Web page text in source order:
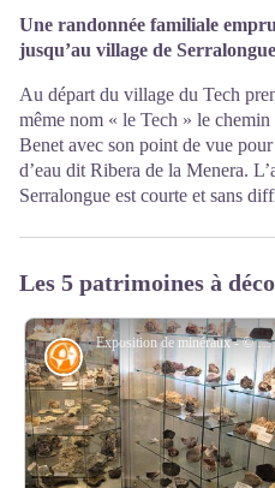
Une randonnée familiale
jusqu’au village de
Au départ du village du Tech
même nom « le Tech » le
Benet avec son point de vue
d’eau dit Ribera de la Menera.
Serralongue est courte et sans
Les 5 patrimoines à
Exposition de minéraux - © CC Haut Vallespir
Géologie